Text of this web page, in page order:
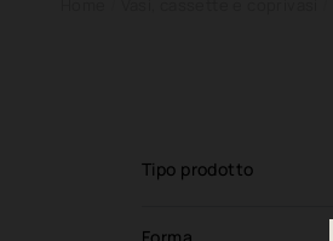
Tipo prodotto